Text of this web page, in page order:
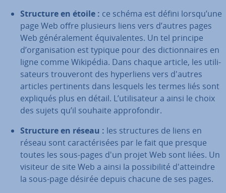
Structure en étoile : ce schéma est défini lorsqu’une
page Web offre plusieurs liens vers d’autres pages
Web gé­né­ra­le­ment équi­va­lentes. Un tel principe
d’or­ga­ni­sa­tion est typique pour des dic­tion­naires en
ligne comme Wikipédia. Dans chaque article, les uti­li­
sa­teurs trou­ve­ront des hy­per­liens vers d'autres
articles per­ti­nents dans lesquels les termes liés sont
expliqués plus en détail. L’uti­li­sa­teur a ainsi le choix
des sujets qu’il souhaite ap­pro­fon­dir.
Structure en réseau : les struc­tures de liens en
réseau sont ca­rac­té­ri­sées par le fait que presque
toutes les sous-pages d'un projet Web sont liées. Un
visiteur de site Web a ainsi la pos­si­bi­lité d'at­teindre
la sous-page désirée depuis chacune de ses pages.